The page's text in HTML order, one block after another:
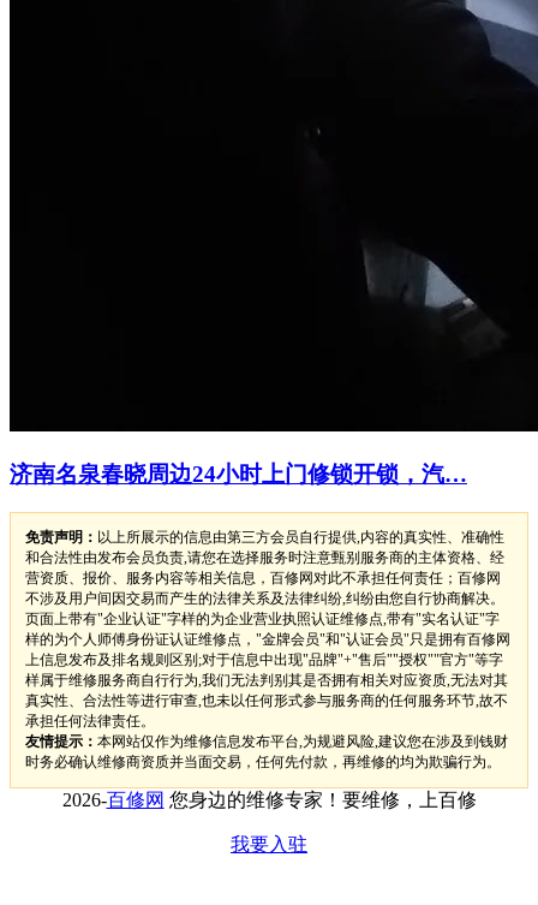
济南名泉春晓周边24小时上门修锁开锁，汽…
免责声明： 以上所展示的信息由第三方会员自行提供,内容的真实性、准确性
和合法性由发布会员负责,请您在选择服务时注意甄别服务商的主体资格、经
营资质、报价、服务内容等相关信息，百修网对此不承担任何责任；百修网
不涉及用户间因交易而产生的法律关系及法律纠纷,纠纷由您自行协商解决。
页面上带有"企业认证"字样的为企业营业执照认证维修点,带有"实名认证"字
样的为个人师傅身份证认证维修点，"金牌会员"和"认证会员"只是拥有百修网
上信息发布及排名规则区别;对于信息中出现"品牌"+"售后""授权""官方"等字
样属于维修服务商自行行为,我们无法判别其是否拥有相关对应资质,无法对其
真实性、合法性等进行审查,也未以任何形式参与服务商的任何服务环节,故不
承担任何法律责任。
友情提示： 本网站仅作为维修信息发布平台,为规避风险,建议您在涉及到钱财
时务必确认维修商资质并当面交易，任何先付款，再维修的均为欺骗行为。
2026-百修网 您身边的维修专家！要维修，上百修
我要入驻